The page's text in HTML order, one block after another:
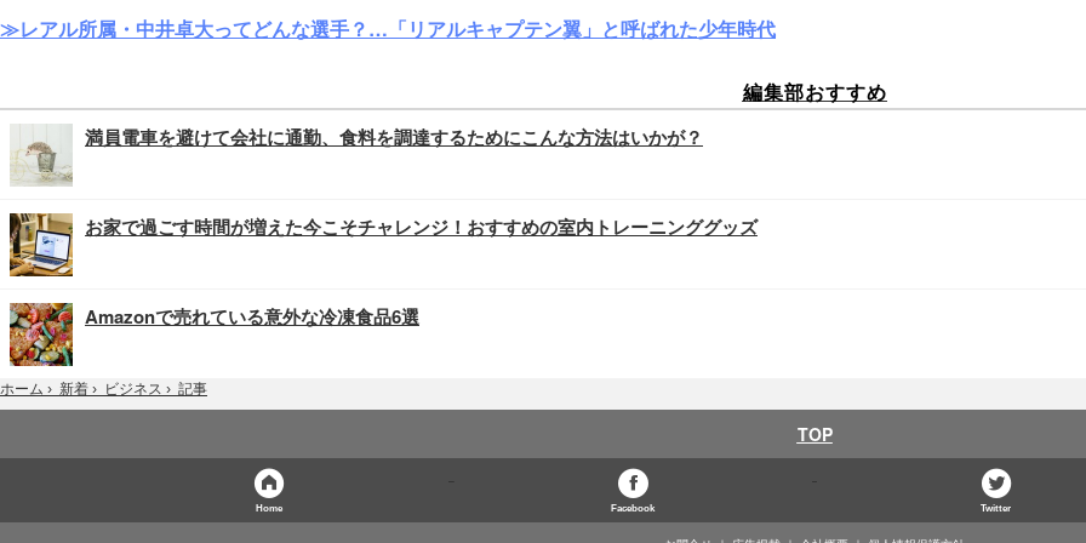
≫レアル所属・中井卓大ってどんな選手？…「リアルキャプテン翼」と呼ばれた少年時代
編集部おすすめ
満員電車を避けて会社に通勤、食料を調達するためにこんな方法はいかが？
お家で過ごす時間が増えた今こそチャレンジ！おすすめの室内トレーニンググッズ
Amazonで売れている意外な冷凍食品6選
ホーム › 新着 › ビジネス › 記事
TOP
Home Facebook Twitter